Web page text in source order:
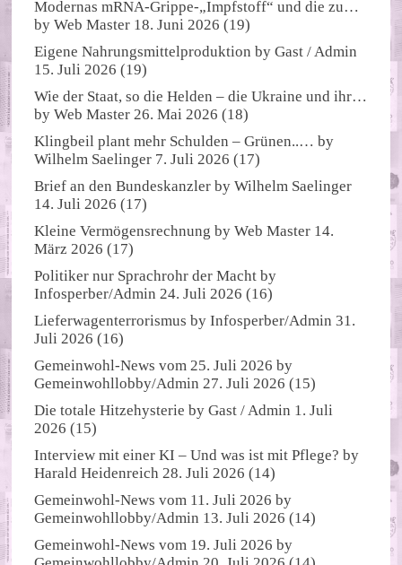
Modernas mRNA-Grippe-„Impfstoff“ und die zu…
byWeb Master 18. Juni 2026 (19)
Eigene Nahrungsmittelproduktion byGast / Admin
15. Juli 2026 (19)
Wie der Staat, so die Helden – die Ukraine und ihr…
byWeb Master 26. Mai 2026 (18)
Klingbeil plant mehr Schulden – Grünen..… by
Wilhelm Saelinger 7. Juli 2026 (17)
Brief an den Bundeskanzler byWilhelm Saelinger
14. Juli 2026 (17)
Kleine Vermögensrechnung byWeb Master 14.
März 2026 (17)
Politiker nur Sprachrohr der Macht by
Infosperber/Admin 24. Juli 2026 (16)
Lieferwagenterrorismus byInfosperber/Admin 31.
Juli 2026 (16)
Gemeinwohl-News vom 25. Juli 2026 by
Gemeinwohllobby/Admin 27. Juli 2026 (15)
Die totale Hitzehysterie byGast / Admin 1. Juli
2026 (15)
Interview mit einer KI – Und was ist mit Pflege? by
Harald Heidenreich 28. Juli 2026 (14)
Gemeinwohl-News vom 11. Juli 2026 by
Gemeinwohllobby/Admin 13. Juli 2026 (14)
Gemeinwohl-News vom 19. Juli 2026 by